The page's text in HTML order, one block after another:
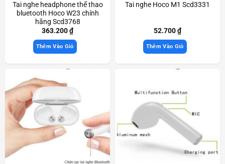
Tai nghe headphone thể thao
bluetooth Hoco W23 chính
hãng Scd3768
363.200₫
Thêm Vào Giỏ
Tai nghe Hoco M1 Scd3331
52.700₫
Thêm Vào Giỏ